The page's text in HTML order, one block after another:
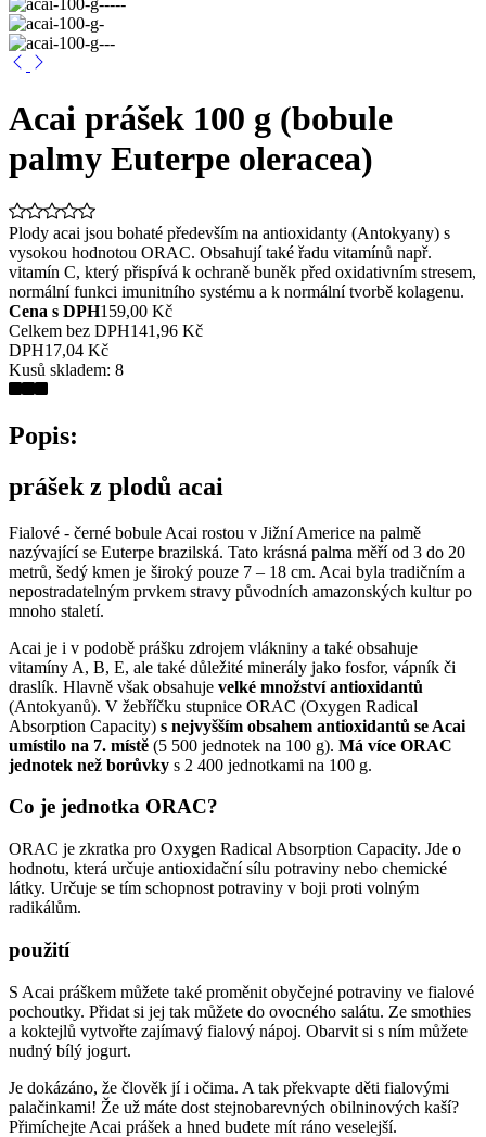
Acai prášek 100 g (bobule
palmy Euterpe oleracea)
Plody acai jsou bohaté především na antioxidanty (Antokyany) s
vysokou hodnotou ORAC. Obsahují také řadu vitamínů např.
vitamín C, který přispívá k ochraně buněk před oxidativním stresem,
normální funkci imunitního systému a k normální tvorbě kolagenu.
Cena s DPH159,00 Kč
Celkem bez DPH141,96 Kč
DPH17,04 Kč
Kusů skladem: 8
Popis:
prášek z plodů acai
Fialové - černé bobule Acai rostou v Jižní Americe na palmě
nazývající se Euterpe brazilská. Tato krásná palma měří od 3 do 20
metrů, šedý kmen je široký pouze 7 – 18 cm. Acai byla tradičním a
nepostradatelným prvkem stravy původních amazonských kultur po
mnoho staletí.
Acai je i v podobě prášku zdrojem vlákniny a také obsahuje
vitamíny A, B, E, ale také důležité minerály jako fosfor, vápník či
draslík. Hlavně však obsahuje velké množství antioxidantů
(Antokyanů). V žebříčku stupnice ORAC (Oxygen Radical
Absorption Capacity) s nejvyšším obsahem antioxidantů se Acai
umístilo na 7. místě (5 500 jednotek na 100 g). Má více ORAC
jednotek než borůvky s 2 400 jednotkami na 100 g.
Co je jednotka ORAC?
ORAC je zkratka pro Oxygen Radical Absorption Capacity. Jde o
hodnotu, která určuje antioxidační sílu potraviny nebo chemické
látky. Určuje se tím schopnost potraviny v boji proti volným
radikálům.
použití
S Acai práškem můžete také proměnit obyčejné potraviny ve fialové
pochoutky. Přidat si jej tak můžete do ovocného salátu. Ze smothies
a koktejlů vytvořte zajímavý fialový nápoj. Obarvit si s ním můžete
nudný bílý jogurt.
Je dokázáno, že člověk jí i očima. A tak překvapte děti fialovými
palačinkami! Že už máte dost stejnobarevných obilninových kaší?
Přimíchejte Acai prášek a hned budete mít ráno veselejší.